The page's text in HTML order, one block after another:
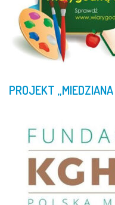
PROJEKT „MIEDZIANA